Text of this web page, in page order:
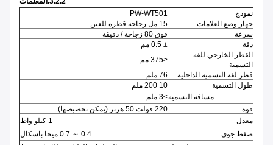
نموذج
PW-WT501
جهاز وضع العلامات
15 مل زجاجة قطرة للعين
سرعة
فوق 80 زجاجة / دقيقة
دقة
± 0.5 مم
القطر الخارجي للفة
التسمية
≤375 مم
قطر لفة التسمية الداخلية
76 ملم
طول التسمية
10 200 ملم
مسافة التسمية≥3 ملم
قوة
220 فولت 50 هرتز (يمكن تخصيصها)
معدل
1 كيلو واط
ضغط جوي
0.4 ～ 0.7 ميجا باسكال